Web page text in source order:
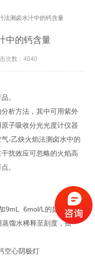
法测卤水汁中的钙含量
中的钙含量
次数：4040
。
析方法，其中可用紫外
子吸收分光光度计仪器
气-乙炔火焰法测卤水中的
扰效应可忽略的火焰高
。
9mL 6mol/L的盐酸溶
馏水稀释至刻度，摇
空心阴极灯